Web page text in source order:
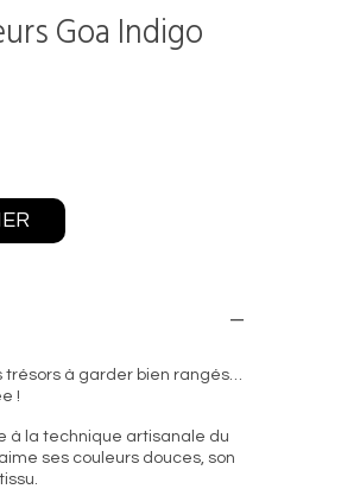
Goa Indigo
trésors à garder bien rangés…
!
à la technique artisanale du
ses couleurs douces, son